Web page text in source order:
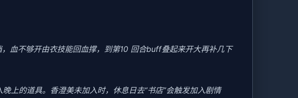
血不够开由衣技能回血撑，到第10 回合buff叠起来开大再补几下
上的道具。香澄美未加入时，休息日去“书店”会触发加入剧情